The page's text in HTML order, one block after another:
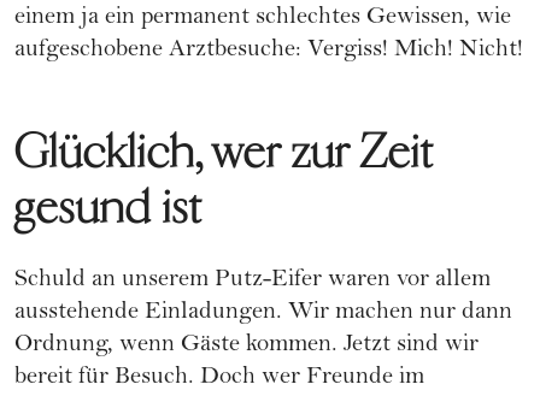
einem ja ein permanent schlechtes Gewissen, wie
aufgeschobene Arztbesuche: Vergiss! Mich! Nicht!
Glücklich, wer zur Zeit
gesund ist
Schuld an unserem Putz-Eifer waren vor allem
ausstehende Einladungen. Wir machen nur dann
Ordnung, wenn Gäste kommen. Jetzt sind wir
bereit für Besuch. Doch wer Freunde im